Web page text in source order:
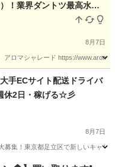
！業界ダントツ最高水準
！ ★自家用車の持ち込みが必須です
8月7日
アロマシャレード https://
手ECサイト配送ドライバ
休2日・稼げる☆彡
8月7日
募集！東京都足立区で新しいキャ